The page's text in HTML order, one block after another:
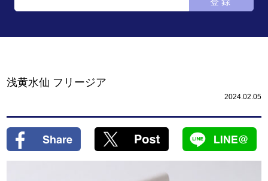
浅黄水仙 フリージア
2024.02.05